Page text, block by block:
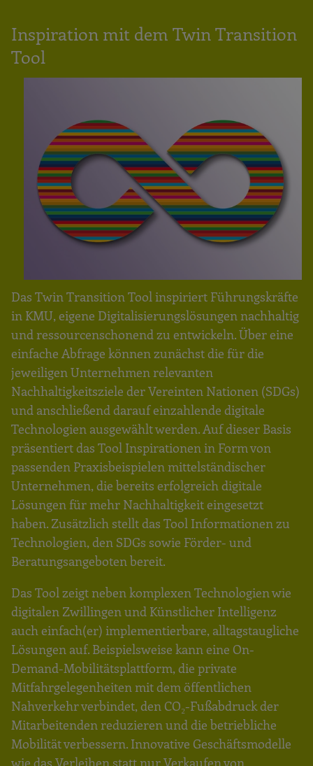
Inspiration mit dem Twin Transition
Tool
Das Twin Transition Tool inspiriert Führungskräfte
in KMU, eigene Digitalisierungslösungen nachhaltig
und ressourcenschonend zu entwickeln. Über eine
einfache Abfrage können zunächst die für die
jeweiligen Unternehmen relevanten
Nachhaltigkeitsziele der Vereinten Nationen (SDGs)
und anschließend darauf einzahlende digitale
Technologien ausgewählt werden. Auf dieser Basis
präsentiert das Tool Inspirationen in Form von
passenden Praxisbeispielen mittelständischer
Unternehmen, die bereits erfolgreich digitale
Lösungen für mehr Nachhaltigkeit eingesetzt
haben. Zusätzlich stellt das Tool Informationen zu
Technologien, den SDGs sowie Förder- und
Beratungsangeboten bereit.
Das Tool zeigt neben komplexen Technologien wie
digitalen Zwillingen und Künstlicher Intelligenz
auch einfach(er) implementierbare, alltagstaugliche
Lösungen auf. Beispielsweise kann eine On-
Demand-Mobilitätsplattform, die private
Mitfahrgelegenheiten mit dem öffentlichen
Nahverkehr verbindet, den CO₂-Fußabdruck der
Mitarbeitenden reduzieren und die betriebliche
Mobilität verbessern. Innovative Geschäftsmodelle
wie das Verleihen statt nur Verkaufen von